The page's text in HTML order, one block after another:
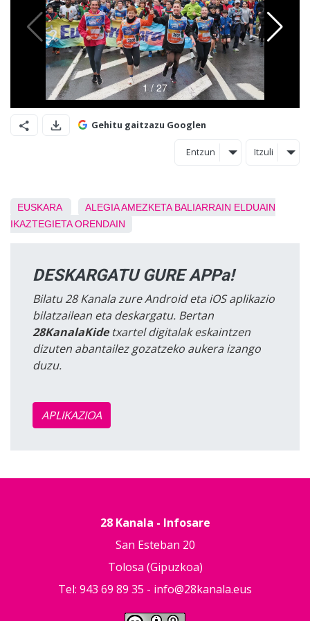
Gehitu gaitzazu Googlen
Entzun Itzuli
EUSKARA ALEGIAAMEZKETA BALIARRAIN ELDUAIN
IKAZTEGIETA ORENDAIN
DESKARGATU GURE APPa!
Bilatu 28 Kanala zure Android eta iOS aplikazio
bilatzailean eta deskargatu. Bertan
28KanalaKidetxartel digitalak eskaintzen
dizuten abantailez gozatzeko aukera izango
duzu.
APLIKAZIOA
28 Kanala - Infosare
San Esteban 20
Tolosa (Gipuzkoa)
Tel: 943 69 89 35 - info@28kanala.eus